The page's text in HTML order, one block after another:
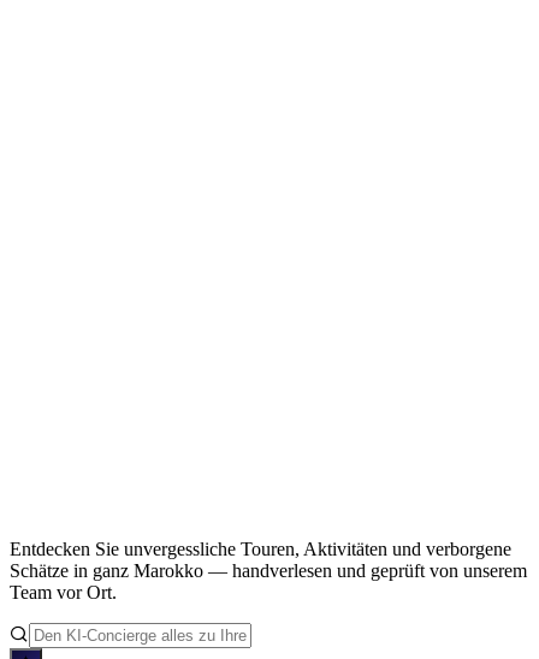
Entdecken Sie unvergessliche Touren, Aktivitäten und verborgene
Schätze in ganz Marokko — handverlesen und geprüft von unserem
Team vor Ort.